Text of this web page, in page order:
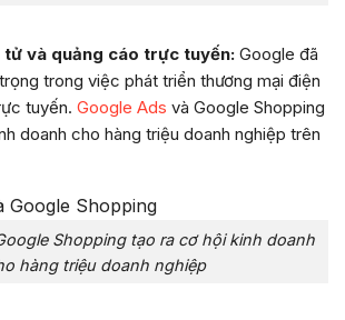
tử và quảng cáo trực tuyến: Google đã
trong việc phát triển thương mại điện
tuyến. Google Ads và Google Shopping
doanh cho hàng triệu doanh nghiệp trên
Shopping tạo ra cơ hội kinh doanh
hàng triệu doanh nghiệp